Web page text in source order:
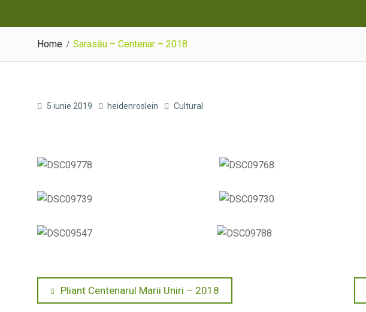
Home Sarasău – Centenar – 2018
5 iunie 2019 heidenroslein Cultural
Navigare
Previous
post:
Pliant Centenarul Marii Uniri – 2018